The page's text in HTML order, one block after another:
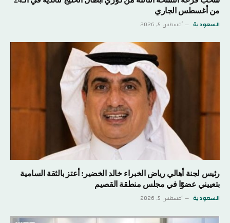
من أغسطس الجاري
السعودية أغسطس 5, 2026
رئيس لجنة أهالي رياض الخبراء خالد الخضير: أعتز بالثقة السامية
بتعييني عضوًا في مجلس منطقة القصيم
السعودية أغسطس 5, 2026